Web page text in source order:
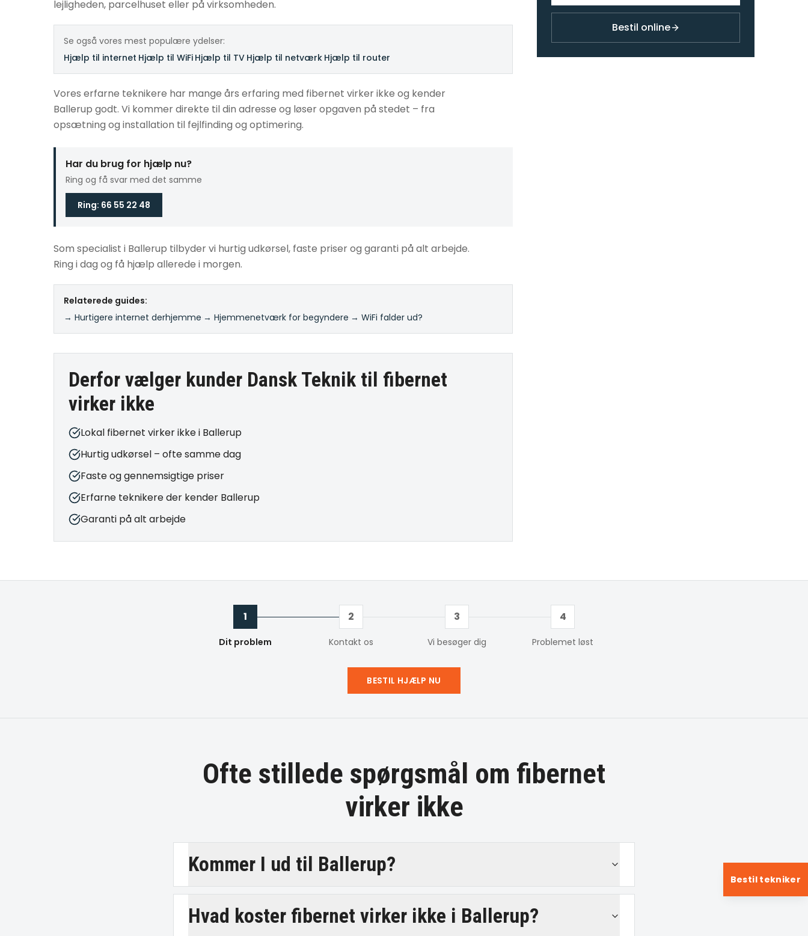
lejligheden, parcelhuset eller på virksomheden.
Se også vores mest populære ydelser:
Hjælp til internet Hjælp til WiFi Hjælp til TV Hjælp til netværk Hjælp til router
Vores erfarne teknikere har mange års erfaring med fibernet virker ikke og kender
Ballerup godt. Vi kommer direkte til din adresse og løser opgaven på stedet – fra
opsætning og installation til fejlfinding og optimering.
Har du brug for hjælp nu?
Ring og få svar med det samme
Ring: 66 55 22 48
Som specialist i Ballerup tilbyder vi hurtig udkørsel, faste priser og garanti på alt arbejde.
Ring i dag og få hjælp allerede i morgen.
Relaterede guides:
→ Hurtigere internet derhjemme → Hjemmenetværk for begyndere → WiFi falder ud?
Derfor vælger kunder Dansk Teknik til fibernet
virker ikke
Lokal fibernet virker ikke i Ballerup
Hurtig udkørsel – ofte samme dag
Faste og gennemsigtige priser
Erfarne teknikere der kender Ballerup
Garanti på alt arbejde
Bestil online
1
Dit problem
2
Kontakt os
3
Vi besøger dig
4
Problemet løst
BESTIL HJÆLP NU
Ofte stillede spørgsmål om fibernet
virker ikke
Kommer I ud til Ballerup?
Hvad koster fibernet virker ikke i Ballerup?
Bestil tekniker